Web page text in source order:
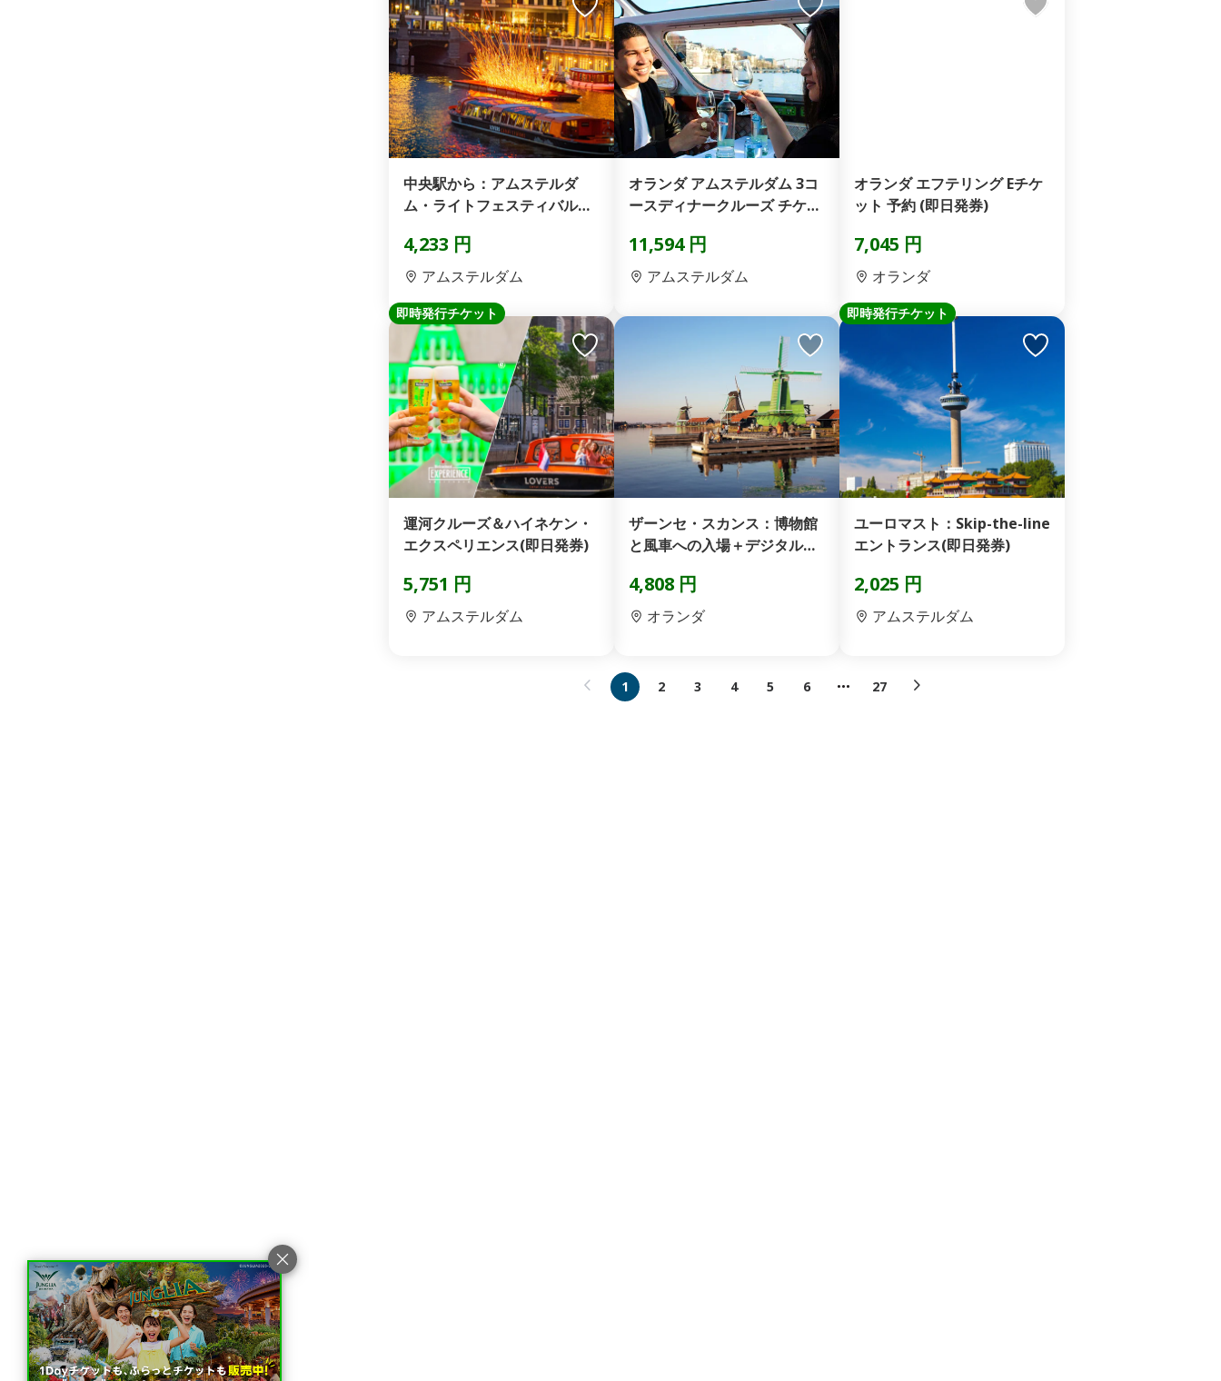
中央駅から：アムステルダ
ム・ライトフェスティバル運
4,233 円
アムステルダム
オランダ アムステルダム 3コ
ースディナークルーズ チケッ
11,594 円
アムステルダム
オランダ エフテリング Eチケ
ット 予約 (即日発券)
7,045 円
オランダ
即時発行チケット
運河クルーズ＆ハイネケン・
エクスペリエンス(即日発券)
5,751 円
アムステルダム
ザーンセ・スカンス：博物館
と風車への入場＋デジタルオ
4,808 円
オランダ
即時発行チケット
ユーロマスト：Skip-the-line
エントランス(即日発券)
2,025 円
アムステルダム
1 2 3 4 5 6 27